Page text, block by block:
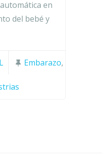
en
del bebé y
Embarazo,